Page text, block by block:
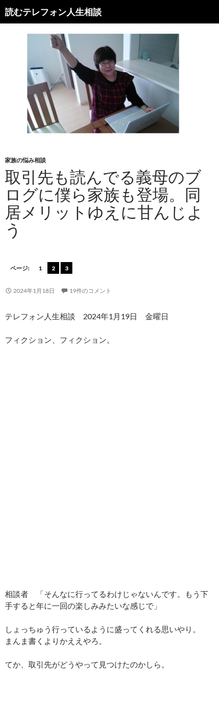
読むテレフォン人生相談
家族の悩み相談
取引先も読んでる義母のブ
ログに僕ら家族も登場。同
居メリットゆえに甘んじよ
う
ページ: 1 2 3
2024年1月18日 19件のコメント
テレフォン人生相談 2024年1月19日 金曜日
フィクション、フィクション。
相談者 「そんなに行ってるわけじゃないんです。もう下
手すると年に一回の楽しみみたいな感じで」
しょっちゅう行っているように盛ってくれる思いやり。
まんま書くよりかええやろ。
てか、取引先がどうやって見つけたのかしら。